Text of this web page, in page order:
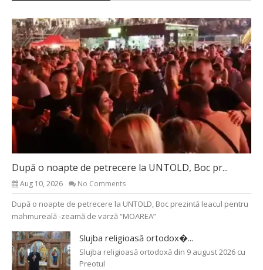
După o noapte de petrecere la UNTOLD, Boc pr...
Aug 10, 2026 No Comments
După o noapte de petrecere la UNTOLD, Boc prezintă leacul pentru
mahmureală -zeamă de varză “MOAREA”
Slujba religioasă ortodox�...
Slujba religioasă ortodoxă din 9 august 2026 cu
Preotul